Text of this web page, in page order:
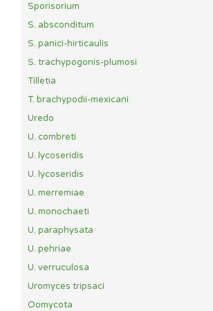
Sporisorium
S. absconditum
S. panici-hirticaulis
S. trachypogonis-plumosi
Tilletia
T. brachypodii-mexicani
Uredo
U. combreti
U. lycoseridis
U. lycoseridis
U. merremiae
U. monochaeti
U. paraphysata
U. pehriae
U. verruculosa
Uromyces tripsaci
Oomycota